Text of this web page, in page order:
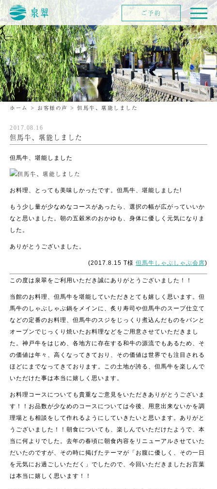
ホーム > お客様の声 > 但馬牛、堪能しました
2017.08.16
但馬牛、堪能しました
但馬牛、堪能しました
お料理、とっても美味しかったです。但馬牛、堪能しました!
もう少し量が少なめなコースがあったら、選択の幅が広がっていいか
なと思いました。朝の五穀米のおかゆも、身体に優しく元気になりま
した。
ありがとうございました。
(2017.8.15 T様 但馬牛しゃぶしゃぶ会席)
この度は泉翠をご利用いただき誠にありがとうございました！！
当館のお料理、但馬牛を堪能していただきとても嬉しく思います。但
馬牛のしゃぶしゃぶ鍋をメインに、炙り寿司や但馬牛のスープ仕立て
などの定番のお料理、但馬牛のスジをじっくり煮込んだものをパンと
オーブンでじっくり焼いたお料理などをご用意させていただきまし
た。神戸牛をはじめ、各地方に存在する和牛の源流でもあるため、そ
の価値は年々、高くなってきており、その価値は世界でも注目される
ほどにまでなってきております。この土地が誇る、但馬牛を楽しんで
いただけた事は本当に嬉しく思います。
お料理コースについても貴重なご意見をいただきありがとうございま
す！！お品数が少なめのコースについては今後、用意出来ないかを調
理場とも相談をして作れるようにしていきたいと思います。ありがと
うございました！！朝食についても、楽しんでいただけたようで、本
当に何よりでした。去年の春頃に朝食内容をリニューアルさせていた
だいたのですが、その時に掲げたテーマが「お腹に優しく、その一日
を元気にお過ごしいただく」でしたので、今回いただきましたお言葉
は本当に嬉しく思います！！
ご予約